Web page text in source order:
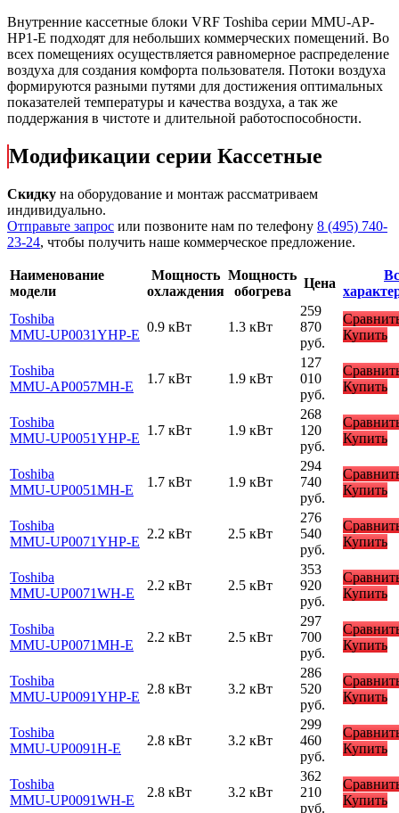
Внутренние кассетные блоки VRF Toshiba серии MMU-AP-
HP1-E подходят для небольших коммерческих помещений. Во
всех помещениях осуществляется равномерное распределение
воздуха для создания комфорта пользователя. Потоки воздуха
формируются разными путями для достижения оптимальных
показателей температуры и качества воздуха, а так же
поддержания в чистоте и длительной работоспособности.
Модификации серии Кассетные
Скидку на оборудование и монтаж рассматриваем
индивидуально.
Отправьте запрос или позвоните нам по телефону 8 (495) 740-
23-24, чтобы получить наше коммерческое предложение.
Наименование
модели
Мощность
охлаждения
Мощность
обогрева
Цена
Toshiba
MMU-UP0031YHP-E
0.9 кВт 1.3 кВт
259
870
руб.
Купить
Toshiba
MMU-AP0057MH-E
1.7 кВт 1.9 кВт
127
010
руб.
Купить
Toshiba
MMU-UP0051YHP-E
1.7 кВт 1.9 кВт
268
120
руб.
Купить
Toshiba
MMU-UP0051MH-E
1.7 кВт 1.9 кВт
294
740
руб.
Купить
Toshiba
MMU-UP0071YHP-E
2.2 кВт 2.5 кВт
276
540
руб.
Купить
Toshiba
MMU-UP0071WH-E
2.2 кВт 2.5 кВт
353
920
руб.
Купить
Toshiba
MMU-UP0071MH-E
2.2 кВт 2.5 кВт
297
700
руб.
Купить
Toshiba
MMU-UP0091YHP-E
2.8 кВт 3.2 кВт
286
520
руб.
Купить
Toshiba
MMU-UP0091H-E
2.8 кВт 3.2 кВт
299
460
руб.
Купить
Toshiba
MMU-UP0091WH-E
2.8 кВт 3.2 кВт
362
210
руб.
Купить